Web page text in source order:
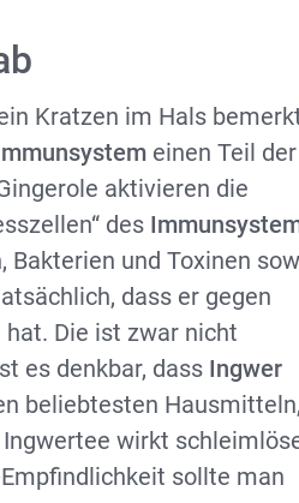
Kratzen im Hals
einen Teil der
aktivieren die
des
Bakterien und Toxinen
dass er gegen
hat. Die ist zwar nicht
es denkbar, dass Ingwer
beliebtesten Hausmitteln,
wirkt
sollte man